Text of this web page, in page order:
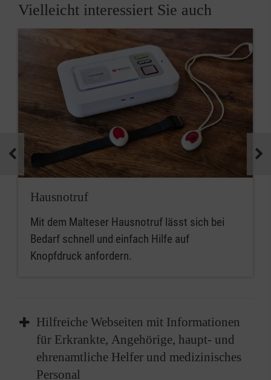
Vielleicht interessiert Sie auch
Hausnotruf
Mit dem Malteser Hausnotruf lässt sich bei
Bedarf schnell und einfach Hilfe auf
Knopfdruck anfordern.
Hilfreiche Webseiten mit Informationen
für Erkrankte, Angehörige, haupt- und
ehrenamtliche Helfer und medizinisches
Personal